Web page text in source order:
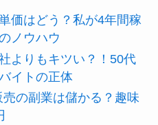
価はどう？私が4年間稼
ノウハウ
よりもキツい？！50代
イトの正体
の副業は儲かる？趣味